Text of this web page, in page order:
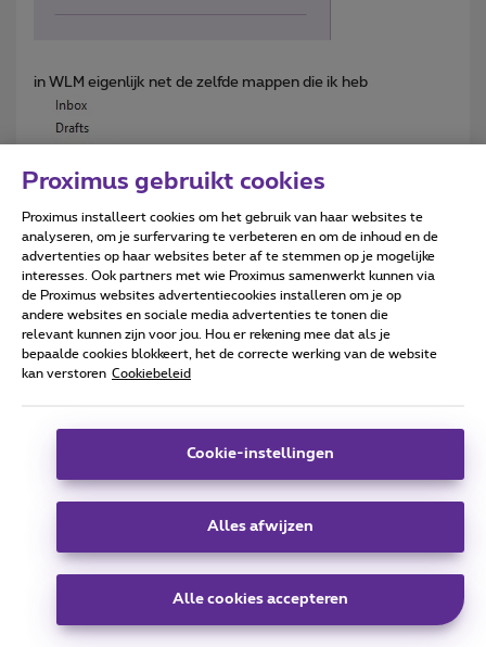
in WLM eigenlijk net de zelfde mappen die ik heb
Eerlijkheid & Openheid (P⌘ klant met comfort pack: TF-
Internet-TV)(Kijk ook OTT: netflix.com, filmon.com en
oklivetv.com)
Forum|Forum|10 years ago
Mijn Nederlandstalige versie komt dus overeen met uw
reactie van Robrecht spreekt hij van een map "sent mail".
Die map "sent mail" staat bij de verborgen mappen v.d.
account en is dus blijkbaar niet de juiste. Die verborgen
mappen kunnen in WLM zichtbaar gemaakt worden door de
account aan te klikken en in de balk bovenaan account te
Proximus gebruikt cookies
Proximus installeert cookies om het gebruik van haar websites te
analyseren, om je surfervaring te verbeteren en om de inhoud en de
advertenties op haar websites beter af te stemmen op je mogelijke
interesses. Ook partners met wie Proximus samenwerkt kunnen via
de Proximus websites advertentiecookies installeren om je op
andere websites en sociale media advertenties te tonen die
relevant kunnen zijn voor jou. Hou er rekening mee dat als je
bepaalde cookies blokkeert, het de correcte werking van de website
kan verstoren Cookiebeleid
Cookie-instellingen
Alles afwijzen
Alle cookies accepteren